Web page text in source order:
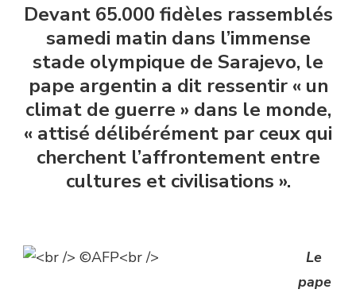
Devant 65.000 fidèles rassemblés
samedi matin dans l’immense
stade olympique de Sarajevo, le
pape argentin a dit ressentir « un
climat de guerre » dans le monde,
« attisé délibérément par ceux qui
cherchent l’affrontement entre
cultures et civilisations ».
Le
pape